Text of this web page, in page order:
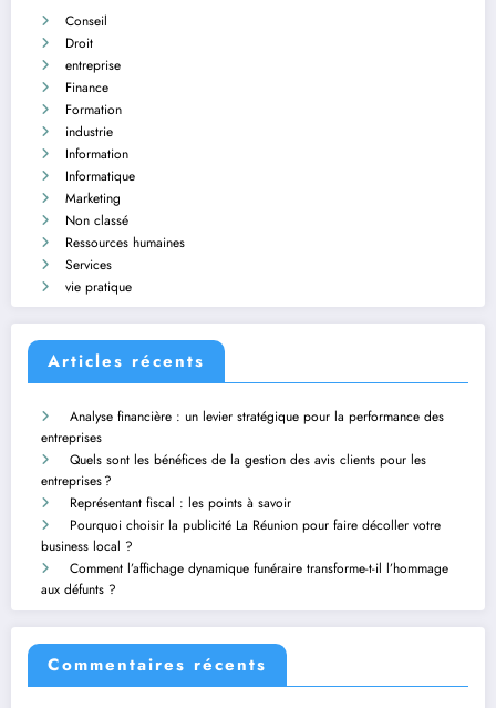
Conseil
Droit
entreprise
Finance
Formation
industrie
Information
Informatique
Marketing
Non classé
Ressources humaines
Services
vie pratique
Articles récents
Analyse financière : un levier stratégique pour la performance des
entreprises
Quels sont les bénéfices de la gestion des avis clients pour les
entreprises ?
Représentant fiscal : les points à savoir
Pourquoi choisir la publicité La Réunion pour faire décoller votre
business local ?
Comment l’affichage dynamique funéraire transforme-t-il l’hommage
aux défunts ?
Commentaires récents